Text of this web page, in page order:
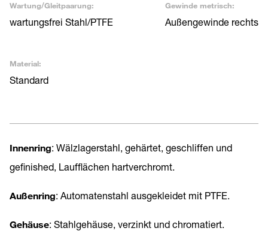
Wartung/Gleitpaarung:
wartungsfrei Stahl/PTFE
Gewinde metrisch:
Außengewinde rechts
Material:
Standard
Innenring: Wälzlagerstahl, gehärtet, geschliffen und
gefinished, Laufflächen hartverchromt.
Außenring: Automatenstahl ausgekleidet mit PTFE.
Gehäuse: Stahlgehäuse, verzinkt und chromatiert.